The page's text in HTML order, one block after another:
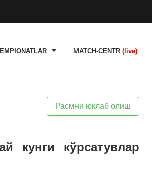
MATCH-CENTR (live)
Расмни юклаб олиш
кунги кўрсатувлар